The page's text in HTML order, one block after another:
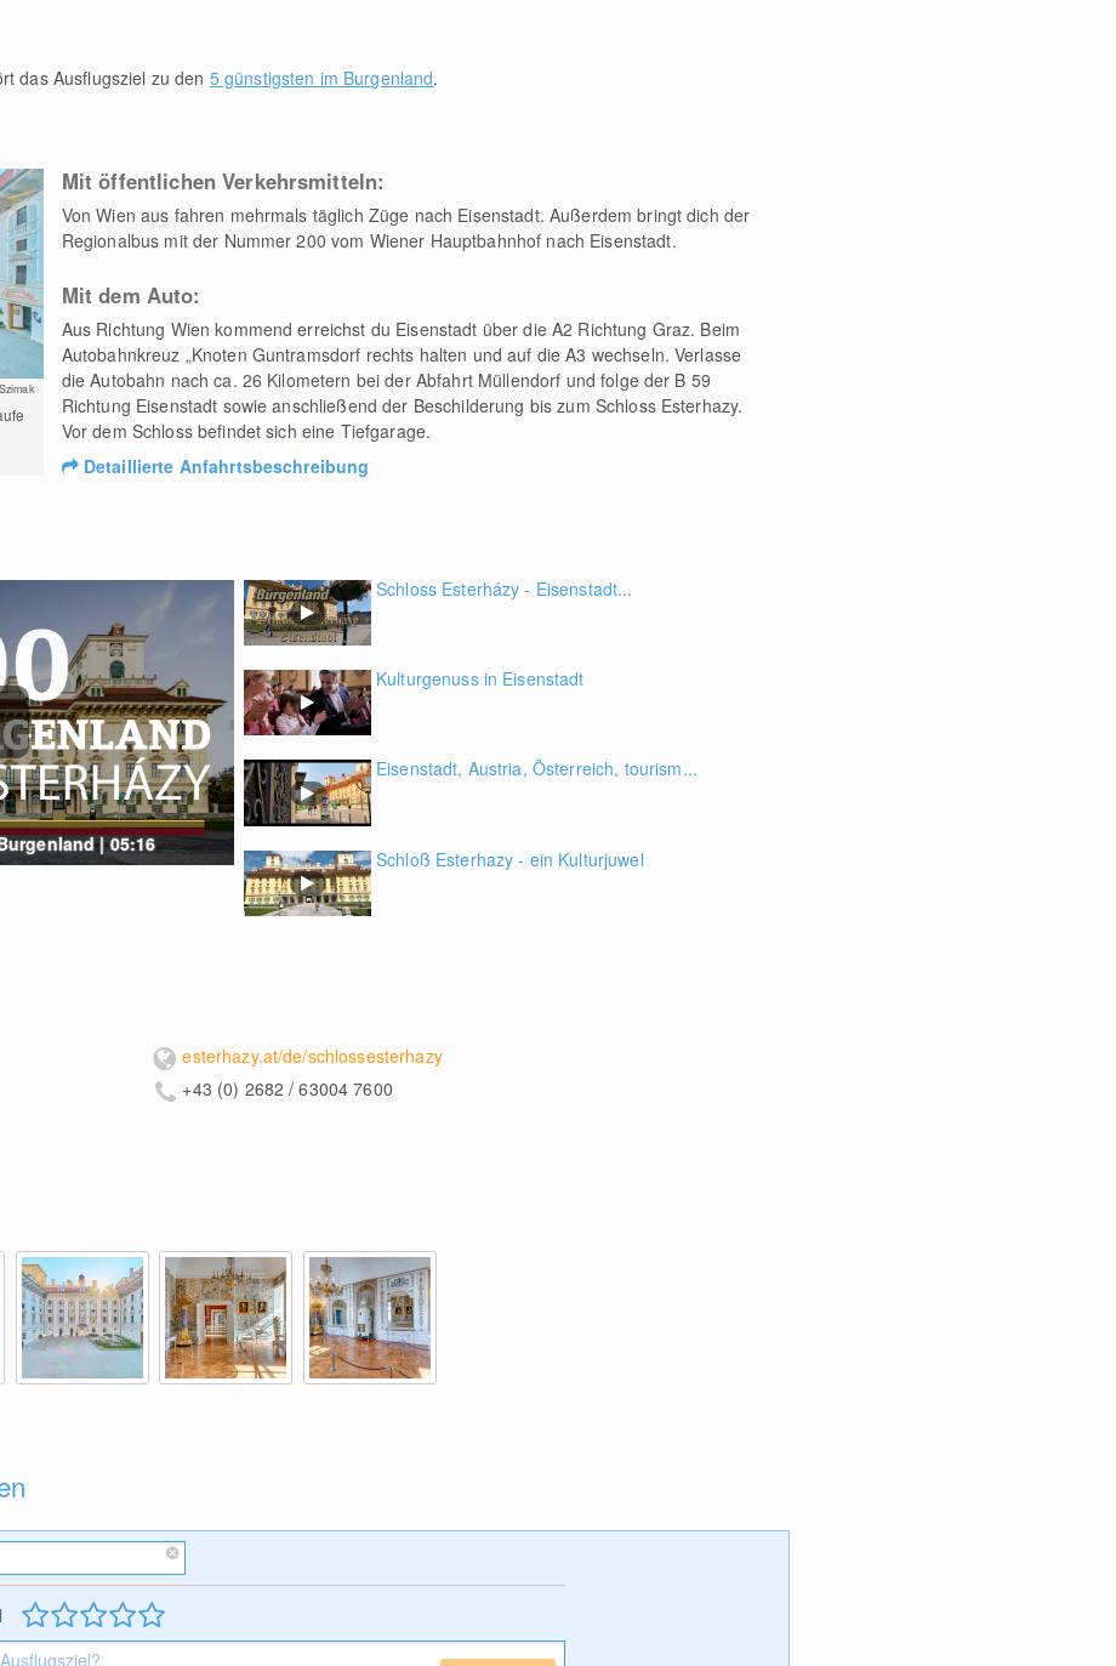
das Ausflugsziel zu den 5 günstigsten im Burgenland.
Mit öffentlichen Verkehrsmitteln:
Von Wien aus fahren mehrmals täglich Züge nach Eisenstadt. Außerdem bringt dich der
Regionalbus mit der Nummer 200 vom Wiener Hauptbahnhof nach Eisenstadt.
Mit dem Auto:
Aus Richtung Wien kommend erreichst du Eisenstadt über die A2 Richtung Graz. Beim
Autobahnkreuz „Knoten Guntramsdorf rechts halten und auf die A3 wechseln. Verlasse
die Autobahn nach ca. 26 Kilometern bei der Abfahrt Müllendorf und folge der B 59
Richtung Eisenstadt sowie anschließend der Beschilderung bis zum Schloss Esterhazy.
Vor dem Schloss befindet sich eine Tiefgarage.
Detaillierte Anfahrtsbeschreibung
| 05:16
Schloss Esterházy - Eisenstadt...
Kulturgenuss in Eisenstadt
Eisenstadt, Austria, Österreich, tourism...
Schloß Esterhazy - ein Kulturjuwel
esterhazy.at/de/schlossesterhazy
+43 (0) 2682 / 63004 7600